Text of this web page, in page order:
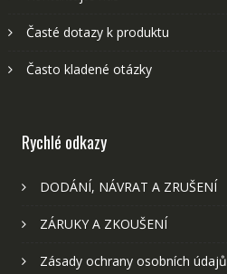
Časté dotazy k produktu
Často kladené otázky
Rychlé odkazy
DODÁNÍ, NÁVRAT A ZRUŠENÍ
ZÁRUKY A ZKOUŠENÍ
Zásady ochrany osobních údajů